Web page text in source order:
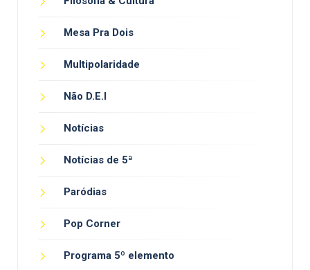
Mesa Pra Dois
Multipolaridade
Não D.E.I
Notícias
Notícias de 5ª
Paródias
Pop Corner
Programa 5º elemento